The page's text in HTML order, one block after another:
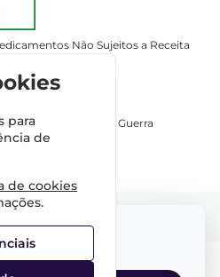
language:
Não Sujeitos a Receita
Farmacêutico da Guerra
para
de
de cookies